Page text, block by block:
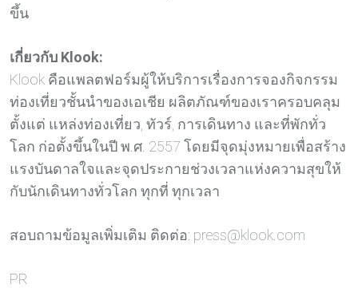
ขึ้น
เกี่ยวกับ Klook:
Klook คือแพลตฟอร์มผู้ให้บริการเรื่องการจองกิจกรรม
ท่องเที่ยวชั้นนำของเอเชีย ผลิตภัณฑ์ของเราครอบคลุม
ตั้งแต่ แหล่งท่องเที่ยว, ทัวร์, การเดินทาง และที่พักทั่ว
โลก ก่อตั้งขึ้นในปี พ.ศ. 2557 โดยมีจุดมุ่งหมายเพื่อสร้าง
แรงบันดาลใจและจุดประกายช่วงเวลาแห่งความสุขให้
กับนักเดินทางทั่วโลก ทุกที่ ทุกเวลา
สอบถามข้อมูลเพิ่มเติม ติดต่อ: press@klook.com
PR